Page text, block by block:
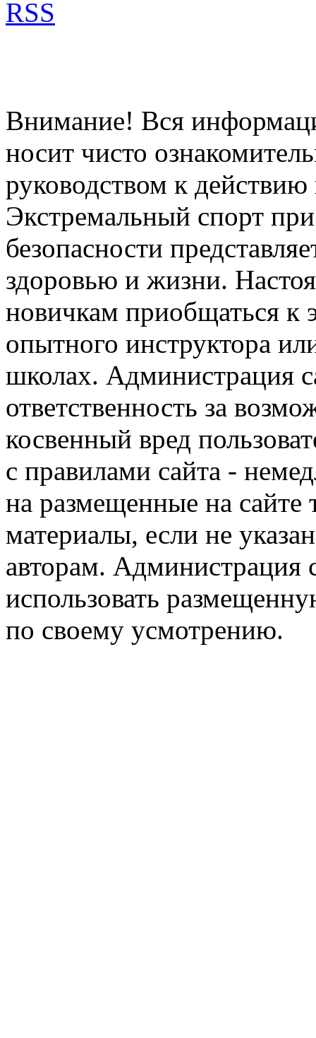
RSS
Внимание! Вся
носит чисто
руководством к
Экстремальный спорт
безопасности
здоровью и жизни.
новичкам приобщаться к
опытного инструктора
школах. Администрация
ответственность за
косвенный вред
с правилами сайта -
на размещенные на сайте
материалы, если не
авторам. Администрация
использовать
по своему усмотрению.